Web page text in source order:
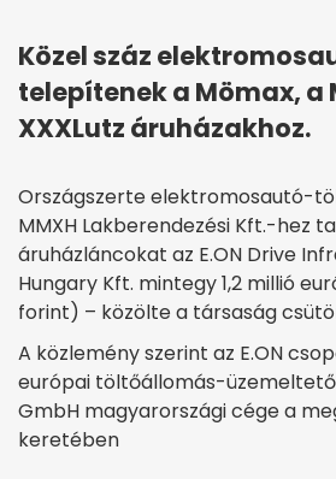
Közel száz
telepítenek a Mömax, a
XXXLutz áruházakhoz.
Országszerte elektromosautó-
MMXH Lakberendezési Kft.-hez
áruházláncokat az E.ON Drive
Hungary Kft. mintegy 1,2 millió
forint) – közölte a társaság
A közlemény szerint az E.ON
európai töltőállomás-üzemeltető
GmbH magyarországi cége a
keretében